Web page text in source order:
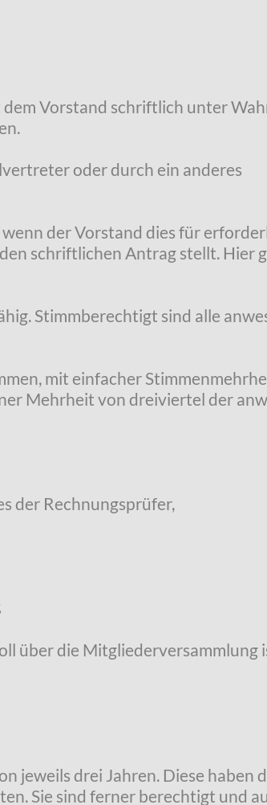
Vorstand schriftlich unter
oder durch ein anderes
der Vorstand dies für
schriftlichen Antrag stellt. Hier
Stimmberechtigt sind alle
mit einfacher
Mehrheit von dreiviertel der
der Rechnungsprüfer,
über die Mitgliederversammlung
jeweils drei Jahren. Diese haben
Sie sind ferner berechtigt und